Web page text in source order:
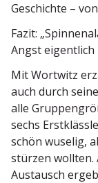
Geschichte –
Fazit:
Angst eigentlich
Mit Wortwitz
auch durch
alle
sechs
schön wuselig,
stürzen wollten.
Austausch